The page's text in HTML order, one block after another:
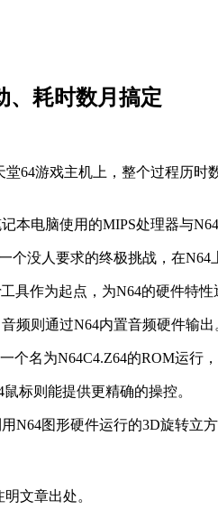
、耗时数月搞定
堂64游戏主机上，整个过程历
电脑使用的MIPS处理器与
个没人要求的终极挑战，在
具作为起点，为N64的硬件特性
频则通过N64内置音频硬件输出
个名为N64C4.Z64的ROM运行
标则能提供更精确的操控。
N64图形硬件运行的3D旋转立
文章出处。